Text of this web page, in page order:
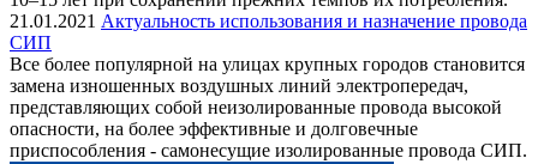
21.01.2021 Актуальность использования и назначение провода
СИП
Все более популярной на улицах крупных городов становится
замена изношенных воздушных линий электропередач,
представляющих собой неизолированные провода высокой
опасности, на более эффективные и долговечные
приспособления - самонесущие изолированные провода СИП.